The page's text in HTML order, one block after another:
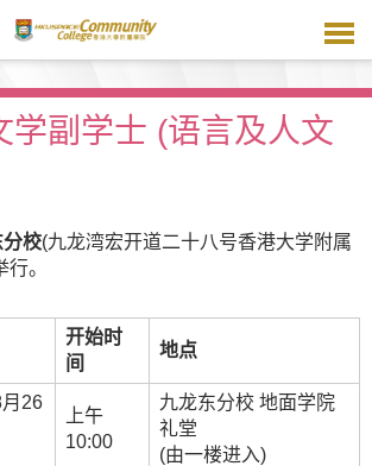
学副学士 (语言及人文
分校(九龙湾宏开道二十八号香港大学附属
。
开始时
间
地点
26
上午
10:00
九龙东分校 地面学院
礼堂
(由一楼进入)